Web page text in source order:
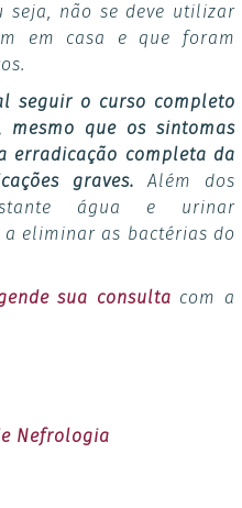
seja, não se deve utilizar
em casa e que foram
seguir o curso completo
mesmo que os sintomas
erradicação completa da
graves. Além dos
água e urinar
eliminar as bactérias do
sua consulta com a
Nefrologia